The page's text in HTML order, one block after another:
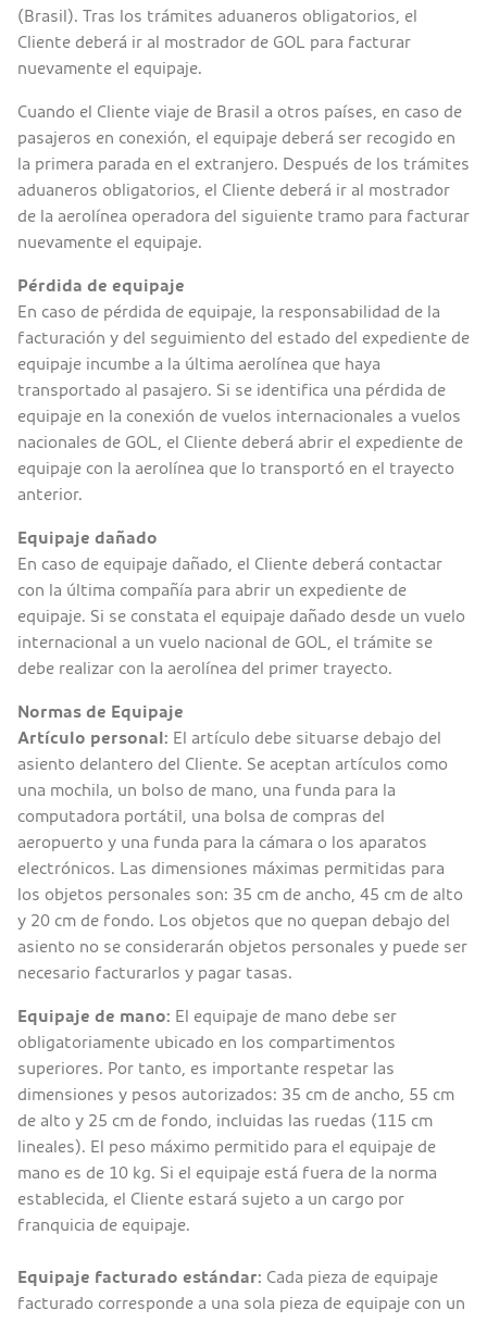
(Brasil). Tras los trámites aduaneros obligatorios, el
Cliente deberá ir al mostrador de GOL para facturar
nuevamente el equipaje.
Cuando el Cliente viaje de Brasil a otros países, en caso de
pasajeros en conexión, el equipaje deberá ser recogido en
la primera parada en el extranjero. Después de los trámites
aduaneros obligatorios, el Cliente deberá ir al mostrador
de la aerolínea operadora del siguiente tramo para facturar
nuevamente el equipaje.
Pérdida de equipaje
En caso de pérdida de equipaje, la responsabilidad de la
facturación y del seguimiento del estado del expediente de
equipaje incumbe a la última aerolínea que haya
transportado al pasajero. Si se identifica una pérdida de
equipaje en la conexión de vuelos internacionales a vuelos
nacionales de GOL, el Cliente deberá abrir el expediente de
equipaje con la aerolínea que lo transportó en el trayecto
anterior.
Equipaje dañado
En caso de equipaje dañado, el Cliente deberá contactar
con la última compañía para abrir un expediente de
equipaje. Si se constata el equipaje dañado desde un vuelo
internacional a un vuelo nacional de GOL, el trámite se
debe realizar con la aerolínea del primer trayecto.
Normas de Equipaje
Artículo personal: El artículo debe situarse debajo del
asiento delantero del Cliente. Se aceptan artículos como
una mochila, un bolso de mano, una funda para la
computadora portátil, una bolsa de compras del
aeropuerto y una funda para la cámara o los aparatos
electrónicos. Las dimensiones máximas permitidas para
los objetos personales son: 35 cm de ancho, 45 cm de alto
y 20 cm de fondo. Los objetos que no quepan debajo del
asiento no se considerarán objetos personales y puede ser
necesario facturarlos y pagar tasas.
Equipaje de mano: El equipaje de mano debe ser
obligatoriamente ubicado en los compartimentos
superiores. Por tanto, es importante respetar las
dimensiones y pesos autorizados: 35 cm de ancho, 55 cm
de alto y 25 cm de fondo, incluidas las ruedas (115 cm
lineales). El peso máximo permitido para el equipaje de
mano es de 10 kg. Si el equipaje está fuera de la norma
establecida, el Cliente estará sujeto a un cargo por
franquicia de equipaje.
Equipaje facturado estándar: Cada pieza de equipaje
facturado corresponde a una sola pieza de equipaje con un